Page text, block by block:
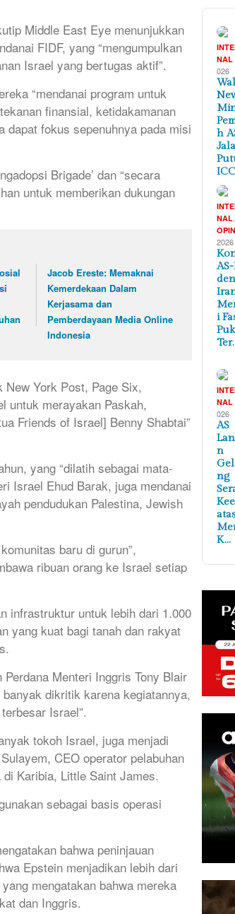
Middle East Eye menunjukkan
FIDF, yang “mengumpulkan
Israel yang bertugas aktif”.
“mendanai program untuk
finansial, ketidakamanan
dapat fokus sepenuhnya pada misi
Brigade’ dan “secara
untuk memberikan dukungan
Jacob Ereste: Memaknai
Kemerdekaan Dalam
Kerjasama dan
Pemberdayaan Media Online
Indonesia
New York Post, Page Six,
untuk merayakan Paskah,
Friends of Israel] Benny Shabtai”
yang “dilatih sebagai mata-
Israel Ehud Barak, juga mendanai
pendudukan Palestina, Jewish
baru di gurun”,
ribuan orang ke Israel setiap
infrastruktur untuk lebih dari 1.000
yang kuat bagi tanah dan rakyat
Menteri Inggris Tony Blair
dikritik karena kegiatannya,
Israel”.
tokoh Israel, juga menjadi
CEO operator pelabuhan
Karibia, Little Saint James.
sebagai basis operasi
bahwa peninjauan
Epstein menjadikan lebih dari
mengatakan bahwa mereka
dan Inggris.
NAL
026
h
NAL
2026
i
NAL
026
AS
n
ng
K…